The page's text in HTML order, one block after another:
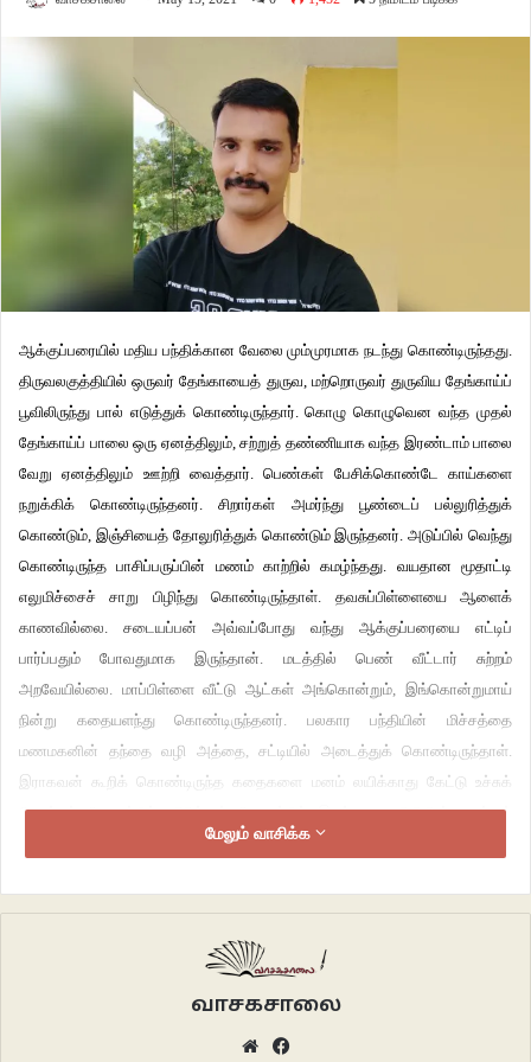
ஆக்குப்பரையில் மதிய பந்திக்கான வேலை மும்முரமாக நடந்து கொண்டிருந்தது.
திருவலகுத்தியில் ஒருவர் தேங்காயைத் துருவ, மற்றொருவர் துருவிய தேங்காய்ப்
பூவிலிருந்து பால் எடுத்துக் கொண்டிருந்தார். கொழு கொழுவென வந்த முதல்
தேங்காய்ப் பாலை ஒரு ஏனத்திலும், சற்றுத் தண்ணியாக வந்த இரண்டாம் பாலை
வேறு ஏனத்திலும் ஊற்றி வைத்தார். பெண்கள் பேசிக்கொண்டே காய்களை
நறுக்கிக் கொண்டிருந்தனர். சிறார்கள் அமர்ந்து பூண்டைப் பல்லுரித்துக்
கொண்டும், இஞ்சியைத் தோலுரித்துக் கொண்டும் இருந்தனர். அடுப்பில் வெந்து
கொண்டிருந்த பாசிப்பருப்பின் மணம் காற்றில் கமழ்ந்தது. வயதான மூதாட்டி
எலுமிச்சைச் சாறு பிழிந்து கொண்டிருந்தாள். தவசுப்பிள்ளையை ஆளைக்
காணவில்லை. சடையப்பன் அவ்வப்போது வந்து ஆக்குப்பரையை எட்டிப்
பார்ப்பதும் போவதுமாக இருந்தான். மடத்தில் பெண் வீட்டார் சுற்றம்
அறவேயில்லை. மாப்பிள்ளை வீட்டு ஆட்கள் அங்கொன்றும், இங்கொன்றுமாய்
நின்று கதையளந்து கொண்டிருந்தனர். பலகார பந்தியின் மிச்சத்தை
மணமகனின் தந்தை வழி அத்தை, சட்டியில் அடைத்துக் கொண்டிருந்தாள்.
இராகவன் கூறிக் கொண்டிருந்த கதைகளை மனம் லயிக்காது கேட்டு உச்சுக்
கொட்டிக் கொண்டும், சிரித்துக் கொண்டும் இருந்த மைதிலியின் கண்கள்
தந்தையைத் தேடின. அங்குமிங்கும் பம்பரமாய்ச் சுழன்றுக் கொண்டிருந்த தம்பி
நேற்று முகூர்த்தம் முடிந்து திருநீறு பூசும்போது அப்பாவைப் பார்த்தது. அதன்பின்
இன்னும் பார்க்கவில்லை. நேற்றிரவு பந்தி முடிந்து, சுருள் கொடுக்கும்போதும்கூட
அப்பாவும் மறுவீட்டுப் பந்தி சாமான் வாங்க காய்கறி மார்க்கெட்டுக்குப்
மேலும் வாசிக்க
வாசகசாலை
Website